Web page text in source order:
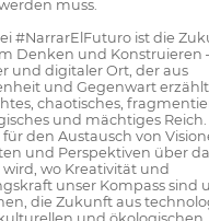
muss.
#NarrarElFuturo ist die
Denken und Konstruieren
und digitaler Ort, der aus
und Gegenwart
chaotisches,
und mächtiges Reich.
den Austausch von
und Perspektiven über
wo Kreativität und
unser Kompass sind
die Zukunft aus